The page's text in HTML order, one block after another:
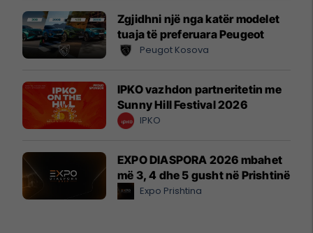
Zgjidhni një nga katër modelet
tuaja të preferuara Peugeot
Peugot Kosova
IPKO vazhdon partneritetin me
Sunny Hill Festival 2026
IPKO
EXPO DIASPORA 2026 mbahet
më 3, 4 dhe 5 gusht në Prishtinë
Expo Prishtina